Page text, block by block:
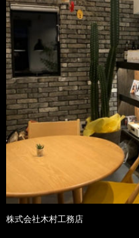
株式会社木村工務店